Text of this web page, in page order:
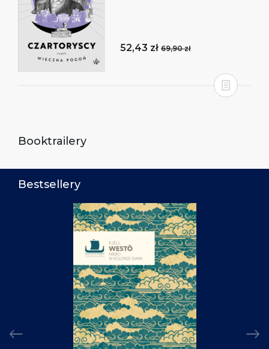
52,43 zł 69,90 zł
Booktrailery
Bestsellery